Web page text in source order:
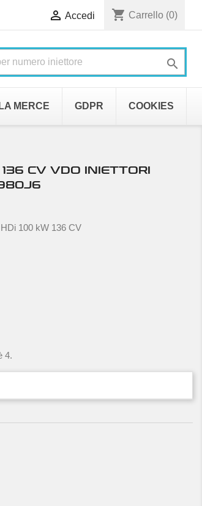
 Accedi shopping_cart Carrello (0)

MERCE GDPR COOKIES
CV VDO INIETTORI
100 kW 136 CV
4.